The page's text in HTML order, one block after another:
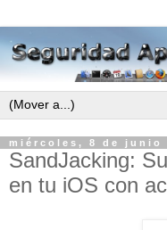
miércoles, 8 de junio
SandJacking:
en tu iOS con